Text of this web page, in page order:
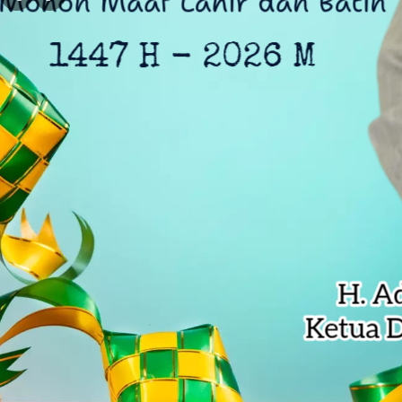
Siswa SD di Bekasi Raih Emas
Kejagung Serahkan 6 Tersangka
Anak Pengetik Naskah